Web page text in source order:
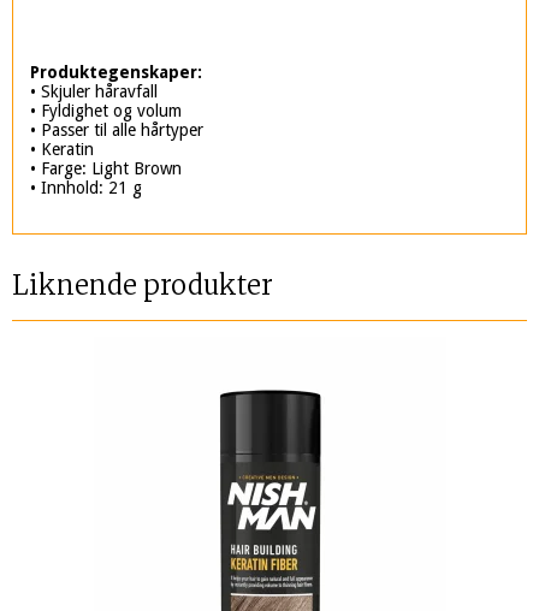
Produktegenskaper:
• Skjuler håravfall
• Fyldighet og volum
• Passer til alle hårtyper
• Keratin
• Farge: Light Brown
• Innhold: 21 g
Liknende produkter